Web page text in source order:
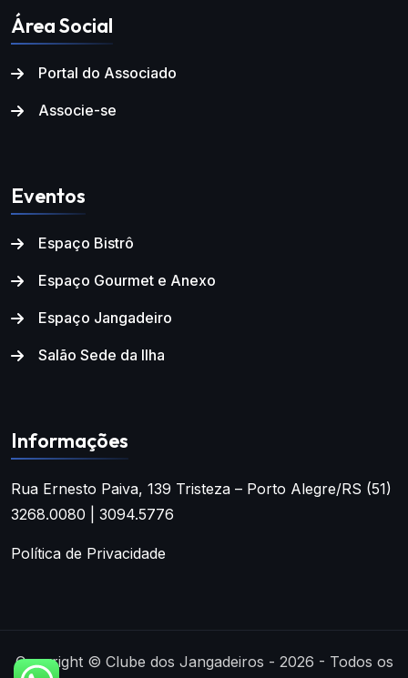
Área Social
Portal do Associado
Associe-se
Eventos
Espaço Bistrô
Espaço Gourmet e Anexo
Espaço Jangadeiro
Salão Sede da Ilha
Informações
Rua Ernesto Paiva, 139 Tristeza – Porto Alegre/RS (51)
3268.0080 | 3094.5776
Política de Privacidade
Copyright © Clube dos Jangadeiros - 2026 - Todos os